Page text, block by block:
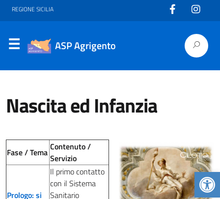
REGIONE SICILIA
ASP Agrigento
Nascita ed Infanzia
Fase / Tema Contenuto /
Servizio
Prologo: si
Il primo contatto
con il Sistema
Sanitario